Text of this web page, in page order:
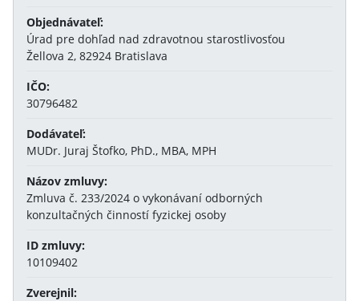
Objednávateľ:
Úrad pre dohľad nad zdravotnou starostlivosťou
Žellova 2, 82924 Bratislava
IČO:
30796482
Dodávateľ:
MUDr. Juraj Štofko, PhD., MBA, MPH
Názov zmluvy:
Zmluva č. 233/2024 o vykonávaní odborných
konzultačných činností fyzickej osoby
ID zmluvy:
10109402
Zverejnil: